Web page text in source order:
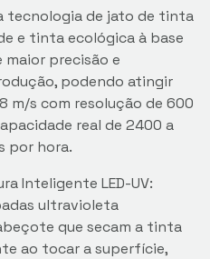
tecnologia de jato de tinta
e tinta ecológica à base
maior precisão e
podendo atingir
m/s com resolução de 600
real de 2400 a
por hora.
Inteligente LED-UV:
ultravioleta
que secam a tinta
ao tocar a superfície,